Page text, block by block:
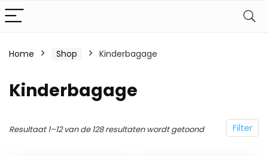
Home Shop Kinderbagage
Kinderbagage
Filter
Resultaat 1–12 van de 128 resultaten wordt getoond